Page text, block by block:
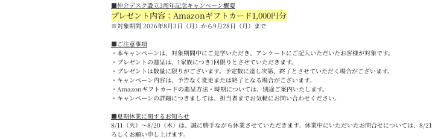
■仲介デスク設立3周年記念キャンペーン概要
プレゼント内容：Amazonギフトカード1,000円分
※対象期間 2026年8月3 日（月）から9月28 日（月）まで
■ ご注意事項
・本キャンペーンは、対象期間中にご見学いただき、アンケートにご記入いただいたお客様が対象です。
・プレゼントの進呈は、 1家族につき1回限りとさせていただきます。
・プレゼントは数量に限りがございます。予定数に達し次第、終了とさせていただく場合がございます。
・キャンペーン内容は、予告なく変更または終了となる場合がございます。
・ Amazonギフトカードの進呈方法・時期については、別途ご案内いたします。
・キャンペーンの詳細につきましては、担当者までお気軽にお問い合わせください。
■夏期休業に関するお知らせ
8/11 （火）～8/20 （木）は、誠に勝手ながら休業させていただきます。休業中にいただいたお問合せについては、 8/21
ろしくお願い申し上げます。